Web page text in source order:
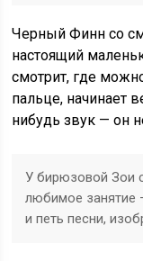
Черный Финн со
настоящий
смотрит, где
пальце, начинает
нибудь звук — он
У бирюзовой Зои
любимое занятие
и петь песни,